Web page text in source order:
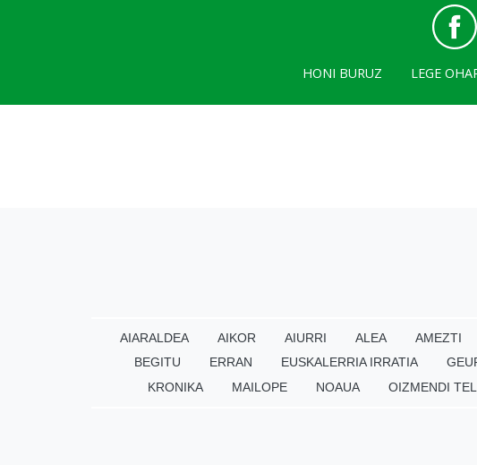
HONI BURUZ LEGE
AIARALDEA AIKOR AIURRI ALEA AMEZTI
BEGITU
ERRAN EUSKALERRIA IRRATIA
KRONIKA
MAILOPE NOAUA OIZMENDI